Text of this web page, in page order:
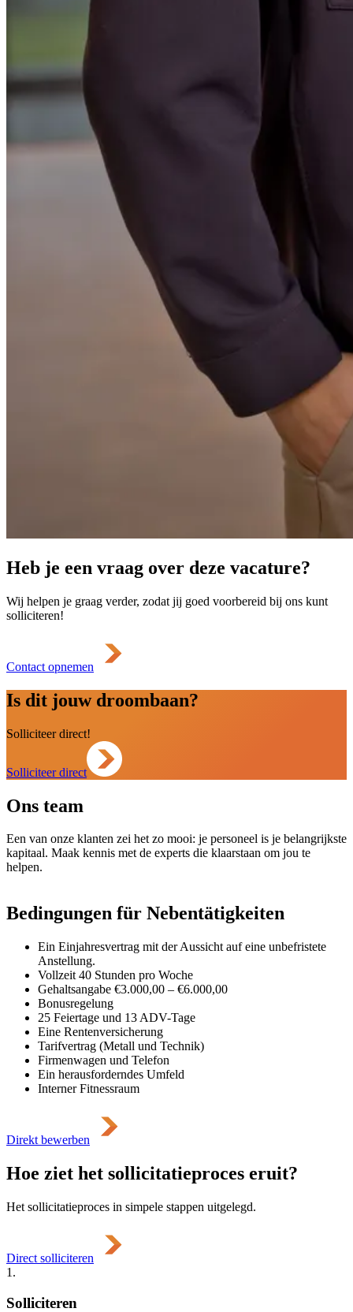
Heb je een vraag over deze vacature?
Wij helpen je graag verder, zodat jij goed voorbereid bij ons kunt
solliciteren!
Contact opnemen
Is dit jouw droombaan?
Solliciteer direct!
Solliciteer direct
Ons team
Een van onze klanten zei het zo mooi: je personeel is je belangrijkste
kapitaal. Maak kennis met de experts die klaarstaan om jou te
helpen.
Bedingungen für Nebentätigkeiten
Ein Einjahresvertrag mit der Aussicht auf eine unbefristete
Anstellung.
Vollzeit 40 Stunden pro Woche
Gehaltsangabe €3.000,00 – €6.000,00
Bonusregelung
25 Feiertage und 13 ADV-Tage
Eine Rentenversicherung
Tarifvertrag (Metall und Technik)
Firmenwagen und Telefon
Ein herausforderndes Umfeld
Interner Fitnessraum
Direkt bewerben
Hoe ziet het sollicitatieproces eruit?
Het sollicitatieproces in simpele stappen uitgelegd.
Direct solliciteren
1.
Solliciteren